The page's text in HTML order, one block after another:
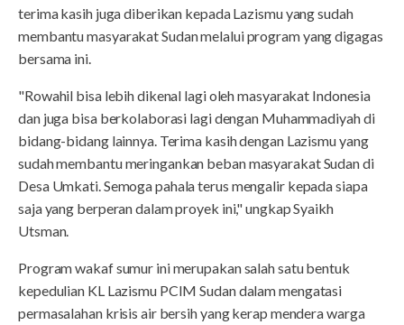
terima kasih juga diberikan kepada Lazismu yang sudah
membantu masyarakat Sudan melalui program yang digagas
bersama ini.
"Rowahil bisa lebih dikenal lagi oleh masyarakat Indonesia
dan juga bisa berkolaborasi lagi dengan Muhammadiyah di
bidang-bidang lainnya. Terima kasih dengan Lazismu yang
sudah membantu meringankan beban masyarakat Sudan di
Desa Umkati. Semoga pahala terus mengalir kepada siapa
saja yang berperan dalam proyek ini," ungkap Syaikh
Utsman.
Program wakaf sumur ini merupakan salah satu bentuk
kepedulian KL Lazismu PCIM Sudan dalam mengatasi
permasalahan krisis air bersih yang kerap mendera warga